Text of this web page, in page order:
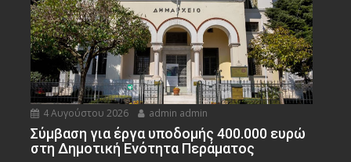
4 Αυγούστου 2026 admin admin
Σύμβαση για έργα υποδομής 400.000 ευρώ
στη Δημοτική Ενότητα Περάματος